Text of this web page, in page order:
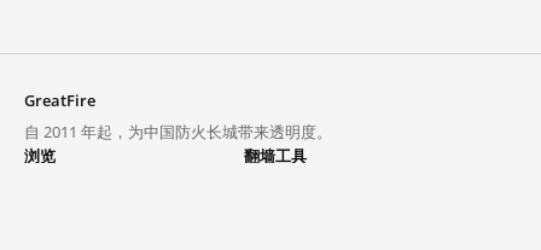
GreatFire
自 2011 年起，为中国防火长城带来透明度。
浏览
翻墙工具